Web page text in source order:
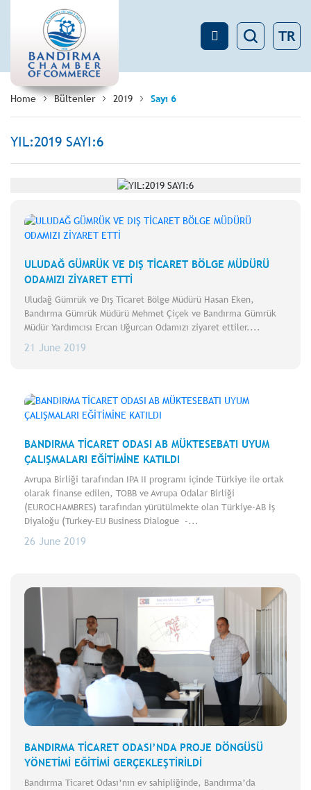
TR
Home Bültenler 2019 Sayı 6
YIL:2019 SAYI:6
ULUDAĞ GÜMRÜK VE DIŞ TİCARET BÖLGE MÜDÜRÜ
ODAMIZI ZİYARET ETTİ
Uludağ Gümrük ve Dış Ticaret Bölge Müdürü Hasan Eken,
Bandırma Gümrük Müdürü Mehmet Çiçek ve Bandırma Gümrük
Müdür Yardımcısı Ercan Uğurcan Odamızı ziyaret ettiler....
21 June 2019
BANDIRMA TİCARET ODASI AB MÜKTESEBATI UYUM
ÇALIŞMALARI EĞİTİMİNE KATILDI
Avrupa Birliği tarafından IPA II programı içinde Türkiye ile ortak
olarak finanse edilen, TOBB ve Avrupa Odalar Birliği
(EUROCHAMBRES) tarafından yürütülmekte olan Türkiye-AB İş
Diyaloğu (Turkey-EU Business Dialogue -...
26 June 2019
BANDIRMA TİCARET ODASI’NDA PROJE DÖNGÜSÜ
YÖNETİMİ EĞİTİMİ GERÇEKLEŞTİRİLDİ
Bandırma Ticaret Odası’nın ev sahipliğinde, Bandırma’da